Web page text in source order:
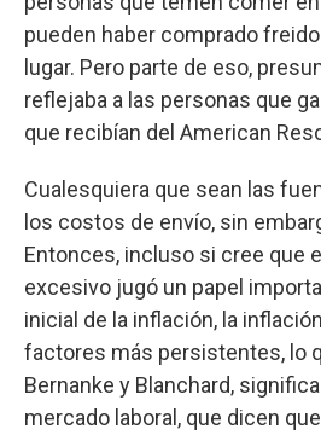
pueden haber comprado
lugar. Pero parte de eso,
reflejaba a las personas que
que recibían del American
Cualesquiera que sean las
los costos de envío, sin
Entonces, incluso si cree que
excesivo jugó un papel
inicial de la inflación, la
factores más persistentes, lo
Bernanke y Blanchard,
mercado laboral, que dicen